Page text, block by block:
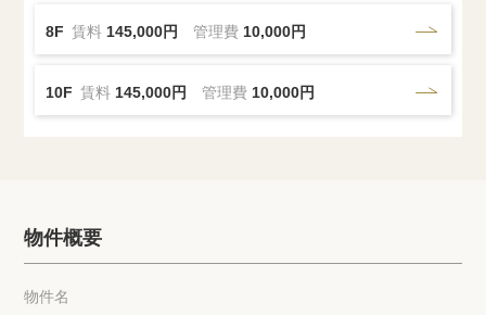
8F 賃料 145,000円 管理費 10,000円
10F 賃料 145,000円 管理費 10,000円
物件概要
物件名